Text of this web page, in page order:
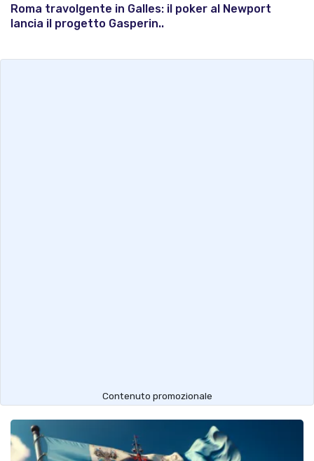
Roma travolgente in Galles: il poker al Newport
lancia il progetto Gasperin..
Contenuto promozionale